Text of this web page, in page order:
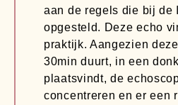
aan de regels die bij de
opgesteld. Deze echo
praktijk. Aangezien
30min duurt, in een
plaatsvindt, de
concentreren en er een